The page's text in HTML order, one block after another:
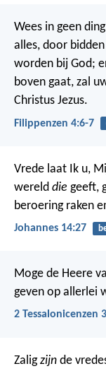
Wees in geen
alles, door
worden bij God;
boven gaat, zal
Christus Jezus.
Filippenzen 4:6-7
Vrede laat Ik u,
wereld die geeft,
beroering raken
Johannes 14:27
Moge de Heere
geven op allerlei
2 Tessalonicenzen
Zaligzijn de